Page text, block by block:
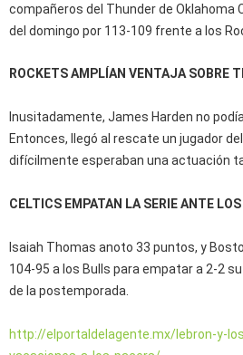
compañeros del Thunder de Oklahoma
del domingo por 113-109 frente a los
ROCKETS AMPLÍAN VENTAJA SOBRE
Inusitadamente, James Harden no
Entonces, llegó al rescate un jugador
difícilmente esperaban una actuación
CELTICS EMPATAN LA SERIE ANTE
Isaiah Thomas anoto 33 puntos, y
104-95 a los Bulls para empatar a 2-2
de la postemporada.
http://elportaldelagente.mx/lebron-y-